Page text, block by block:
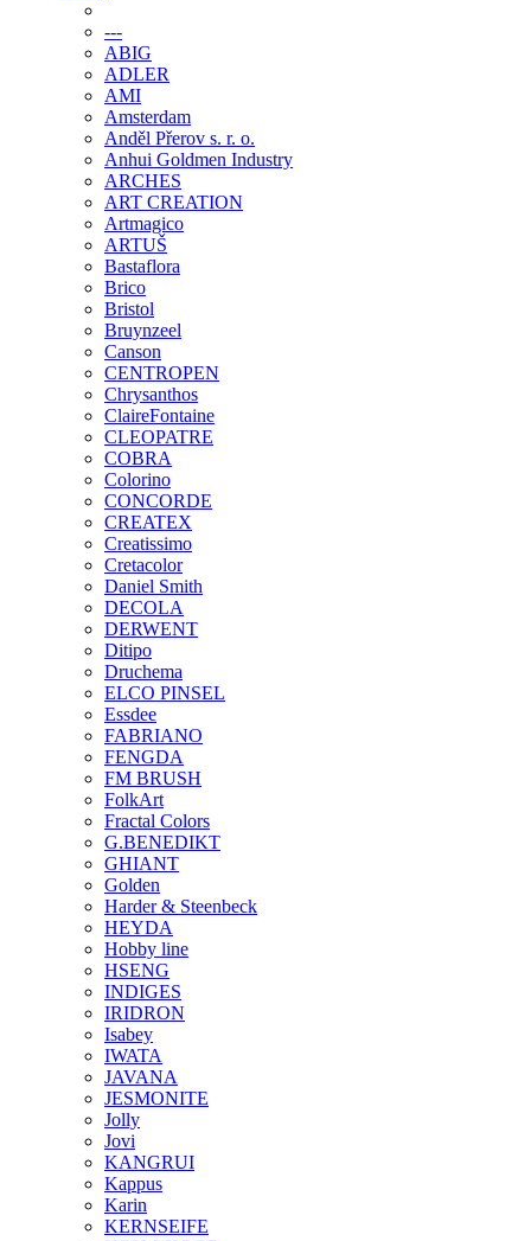
---
ABIG
ADLER
AMI
Amsterdam
Anděl Přerov s. r. o.
Anhui Goldmen Industry
ARCHES
ART CREATION
Artmagico
ARTUŠ
Bastaflora
Brico
Bristol
Bruynzeel
Canson
CENTROPEN
Chrysanthos
ClaireFontaine
CLEOPATRE
COBRA
Colorino
CONCORDE
CREATEX
Creatissimo
Cretacolor
Daniel Smith
DECOLA
DERWENT
Ditipo
Druchema
ELCO PINSEL
Essdee
FABRIANO
FENGDA
FM BRUSH
FolkArt
Fractal Colors
G.BENEDIKT
GHIANT
Golden
Harder & Steenbeck
HEYDA
Hobby line
HSENG
INDIGES
IRIDRON
Isabey
IWATA
JAVANA
JESMONITE
Jolly
Jovi
KANGRUI
Kappus
Karin
KERNSEIFE